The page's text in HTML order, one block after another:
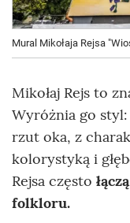
Mural Mikołaja Rejsa
Mikołaj Rejs to
Wyróżnia go
rzut oka, z
kolorystyką i
Rejsa często
folkloru.